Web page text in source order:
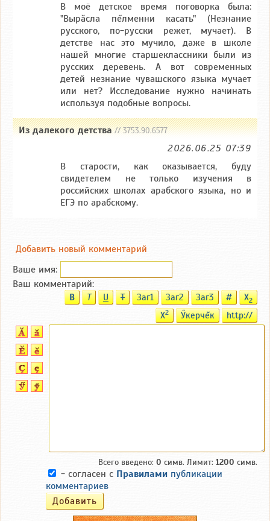
В моё детское время поговорка была:
"Вырăсла пĕлменни касать" (Незнание
русского, по-русски режет, мучает). В
детстве нас это мучило, даже в школе
нашей многие старшеклассники были из
русских деревень. А вот современных
детей незнание чувашского языка мучает
или нет? Исследование нужно начинать
используя подобные вопросы.
Из далекого детства// 3753.90.6577
2026.06.25 07:39
В старости, как оказывается, буду
свидетелем не только изучения в
российских школах арабского языка, но и
ЕГЭ по арабскому.
Добавить новый комментарий
Ваше имя:
Ваш комментарий:
B T U T Заг1 Заг2 Заг3 # X2
X2 Ӳкерчĕк http://
Всего введено: 0 симв. Лимит: 1200 симв.
- согласен с Правилами публикации
комментариев